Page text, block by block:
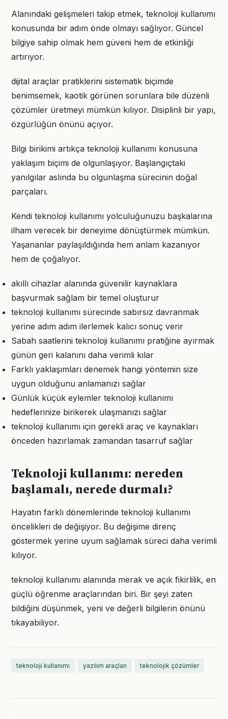
Alanındaki gelişmeleri takip etmek, teknoloji kullanımı
konusunda bir adım önde olmayı sağlıyor. Güncel
bilgiye sahip olmak hem güveni hem de etkinliği
artırıyor.
dijital araçlar pratiklerini sistematik biçimde
benimsemek, kaotik görünen sorunlara bile düzenli
çözümler üretmeyi mümkün kılıyor. Disiplinli bir yapı,
özgürlüğün önünü açıyor.
Bilgi birikimi artıkça teknoloji kullanımı konusuna
yaklaşım biçimi de olgunlaşıyor. Başlangıçtaki
yanılgılar aslında bu olgunlaşma sürecinin doğal
parçaları.
Kendi teknoloji kullanımı yolculuğunuzu başkalarına
ilham verecek bir deneyime dönüştürmek mümkün.
Yaşananlar paylaşıldığında hem anlam kazanıyor
hem de çoğalıyor.
akıllı cihazlar alanında güvenilir kaynaklara
başvurmak sağlam bir temel oluşturur
teknoloji kullanımı sürecinde sabırsız davranmak
yerine adım adım ilerlemek kalıcı sonuç verir
Sabah saatlerini teknoloji kullanımı pratiğine ayırmak
günün geri kalanını daha verimli kılar
Farklı yaklaşımları denemek hangi yöntemin size
uygun olduğunu anlamanızı sağlar
Günlük küçük eylemler teknoloji kullanımı
hedeflerinize birikerek ulaşmanızı sağlar
teknoloji kullanımı için gerekli araç ve kaynakları
önceden hazırlamak zamandan tasarruf sağlar
Teknoloji kullanımı: nereden
başlamalı, nerede durmalı?
Hayatın farklı dönemlerinde teknoloji kullanımı
öncelikleri de değişiyor. Bu değişime direnç
göstermek yerine uyum sağlamak süreci daha verimli
kılıyor.
teknoloji kullanımı alanında merak ve açık fikirlilik, en
güçlü öğrenme araçlarından biri. Bir şeyi zaten
bildiğini düşünmek, yeni ve değerli bilgilerin önünü
tıkayabiliyor.
teknoloji kullanımı yazılım araçları teknolojik çözümler